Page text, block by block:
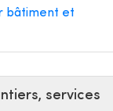
bâtiment et
services